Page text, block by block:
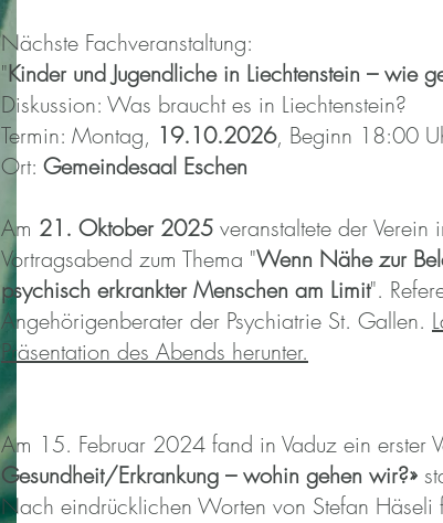
Nächste Fachveranstaltung:
"Kinder und Jugendliche in Liechtenstein – wie
Diskussion: Was braucht es in Liechtenstein?
Termin: Montag, 19.10.2026, Beginn 18:00
Ort: Gemeindesaal Eschen
Am 21. Oktober 2025 veranstaltete der
Vortragsabend zum Thema "Wenn Nähe zur
psychisch erkrankter Menschen am Limit".
Angehörigenberater der Psychiatrie St. Gallen.
Präsentation des Abends herunter.
Am 15. Februar 2024 fand in Vaduz ein erster
Gesundheit/Erkrankung – wohin gehen wir?»
Nach eindrücklichen Worten von Stefan Häseli